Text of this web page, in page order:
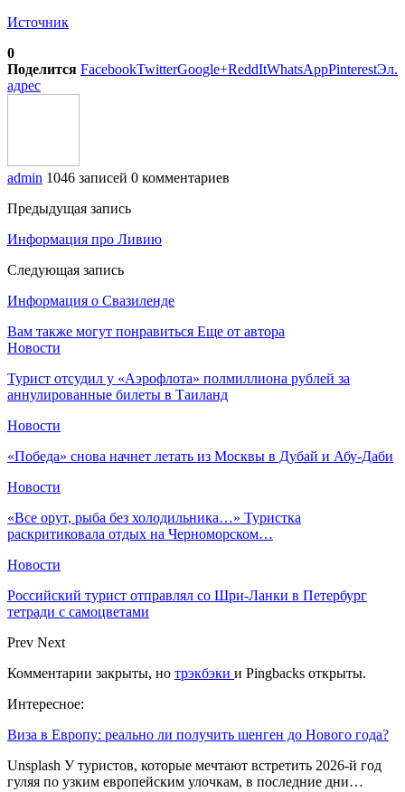
Источник
0
Поделится FacebookTwitterGoogle+ReddItWhatsAppPinterestЭл.
адрес
admin 1046 записей 0 комментариев
Предыдущая запись
Информация про Ливию
Следующая запись
Информация о Свазиленде
Вам также могут понравиться Еще от автора
Новости
Турист отсудил у «Аэрофлота» полмиллиона рублей за
аннулированные билеты в Таиланд
Новости
«Победа» снова начнет летать из Москвы в Дубай и Абу-Даби
Новости
«Все орут, рыба без холодильника…» Туристка
раскритиковала отдых на Черноморском…
Новости
Российский турист отправлял со Шри-Ланки в Петербург
тетради с самоцветами
Prev Next
Комментарии закрыты, но трэкбэки и Pingbacks открыты.
Интересное:
Виза в Европу: реально ли получить шенген до Нового года?
Unsplash У туристов, которые мечтают встретить 2026-й год
гуляя по узким европейским улочкам, в последние дни…